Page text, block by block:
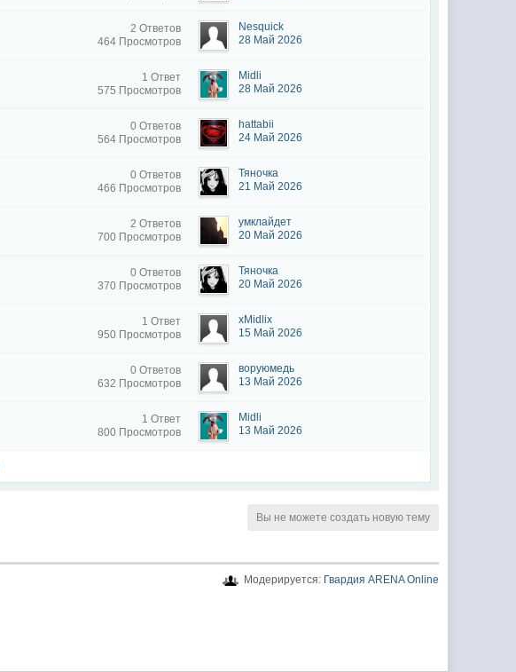
2 Ответов
464 Просмотров
Nesquick
28 Май 2026
1 Ответ
575 Просмотров
Midli
28 Май 2026
0 Ответов
564 Просмотров
hattabii
24 Май 2026
0 Ответов
466 Просмотров
Тяночка
21 Май 2026
2 Ответов
700 Просмотров
умклайдет
20 Май 2026
0 Ответов
370 Просмотров
Тяночка
20 Май 2026
1 Ответ
950 Просмотров
xMidlix
15 Май 2026
0 Ответов
632 Просмотров
воруюмедь
13 Май 2026
1 Ответ
800 Просмотров
Midli
13 Май 2026
Вы не можете создать новую тему
Модерируется: Гвардия ARENA Online